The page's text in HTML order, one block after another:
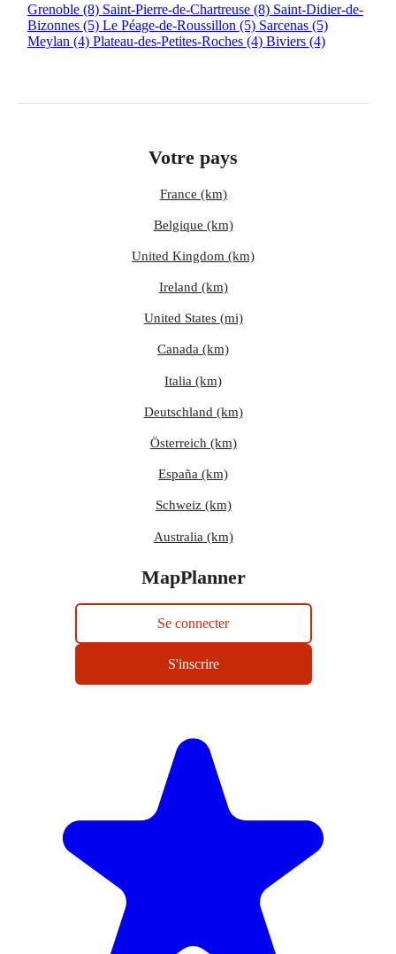
Grenoble (8) Saint-Pierre-de-Chartreuse (8) Saint-Didier-de-
Bizonnes (5) Le Péage-de-Roussillon (5) Sarcenas (5)
Meylan (4) Plateau-des-Petites-Roches (4) Biviers (4)
Votre pays
France (km)
Belgique (km)
United Kingdom (km)
Ireland (km)
United States (mi)
Canada (km)
Italia (km)
Deutschland (km)
Österreich (km)
España (km)
Schweiz (km)
Australia (km)
MapPlanner
Se connecter
S'inscrire